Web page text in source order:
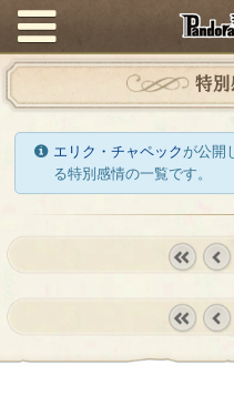
特別
エリク・チャペック が公開
る特別感情の一覧です。
prev
prev